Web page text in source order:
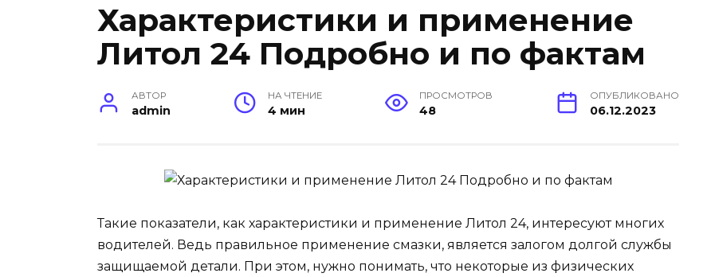
Характеристики и применение
Литол 24 Подробно и по фактам
АВТОР
admin
НА ЧТЕНИЕ
4 мин
ПРОСМОТРОВ
48
ОПУБЛИКОВАНО
06.12.2023
Такие показатели, как характеристики и применение Литол 24, интересуют многих
водителей. Ведь правильное применение смазки, является залогом долгой службы
защищаемой детали. При этом, нужно понимать, что некоторые из физических